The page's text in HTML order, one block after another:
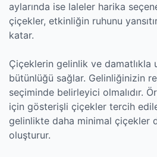
aylarında ise laleler harika
çiçekler, etkinliğin ruhunu
katar.
Çiçeklerin gelinlik ve damatlıkla
bütünlüğü sağlar. Gelinliğinizin
seçiminde belirleyici olmalıdır.
için gösterişli çiçekler tercih
gelinlikte daha minimal çiçekler
oluşturur.